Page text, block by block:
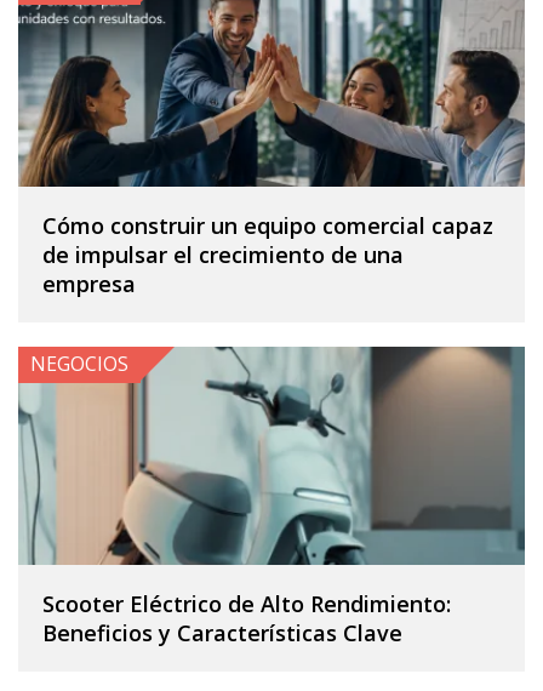
Cómo construir un equipo comercial capaz
de impulsar el crecimiento de una
empresa
Scooter Eléctrico de Alto Rendimiento:
Beneficios y Características Clave
NEGOCIOS